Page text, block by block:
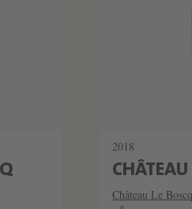
2018
CHÂTEAU
Château Le Boscq